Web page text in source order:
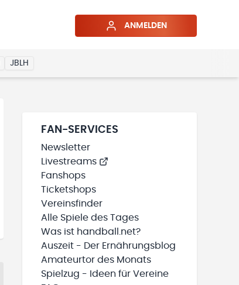
ANMELDEN
JBLH
FAN-SERVICES
Newsletter
Livestreams
Fanshops
Ticketshops
Vereinsfinder
Alle Spiele des Tages
Was ist handball.net?
Auszeit - Der Ernährungsblog
Amateurtor des Monats
Spielzug - Ideen für Vereine